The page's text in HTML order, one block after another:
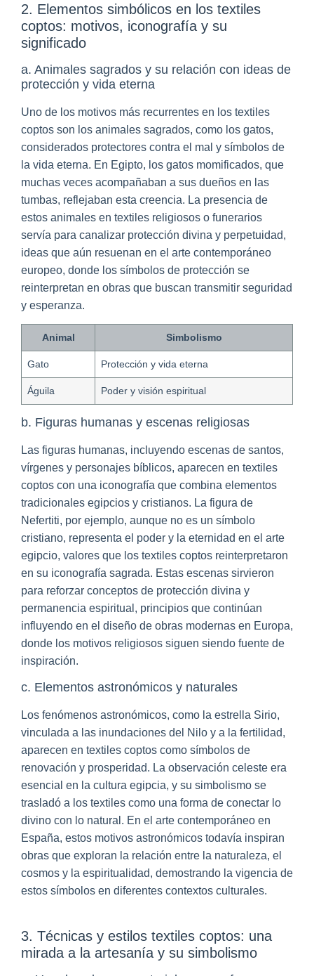
2. Elementos simbólicos en los textiles
coptos: motivos, iconografía y su
significado
a. Animales sagrados y su relación con ideas de
protección y vida eterna
Uno de los motivos más recurrentes en los textiles
coptos son los animales sagrados, como los gatos,
considerados protectores contra el mal y símbolos de
la vida eterna. En Egipto, los gatos momificados, que
muchas veces acompañaban a sus dueños en las
tumbas, reflejaban esta creencia. La presencia de
estos animales en textiles religiosos o funerarios
servía para canalizar protección divina y perpetuidad,
ideas que aún resuenan en el arte contemporáneo
europeo, donde los símbolos de protección se
reinterpretan en obras que buscan transmitir seguridad
y esperanza.
Animal Simbolismo
Gato Protección y vida eterna
Águila Poder y visión espiritual
b. Figuras humanas y escenas religiosas
Las figuras humanas, incluyendo escenas de santos,
vírgenes y personajes bíblicos, aparecen en textiles
coptos con una iconografía que combina elementos
tradicionales egipcios y cristianos. La figura de
Nefertiti, por ejemplo, aunque no es un símbolo
cristiano, representa el poder y la eternidad en el arte
egipcio, valores que los textiles coptos reinterpretaron
en su iconografía sagrada. Estas escenas sirvieron
para reforzar conceptos de protección divina y
permanencia espiritual, principios que continúan
influyendo en el diseño de obras modernas en Europa,
donde los motivos religiosos siguen siendo fuente de
inspiración.
c. Elementos astronómicos y naturales
Los fenómenos astronómicos, como la estrella Sirio,
vinculada a las inundaciones del Nilo y a la fertilidad,
aparecen en textiles coptos como símbolos de
renovación y prosperidad. La observación celeste era
esencial en la cultura egipcia, y su simbolismo se
trasladó a los textiles como una forma de conectar lo
divino con lo natural. En el arte contemporáneo en
España, estos motivos astronómicos todavía inspiran
obras que exploran la relación entre la naturaleza, el
cosmos y la espiritualidad, demostrando la vigencia de
estos símbolos en diferentes contextos culturales.
3. Técnicas y estilos textiles coptos: una
mirada a la artesanía y su simbolismo